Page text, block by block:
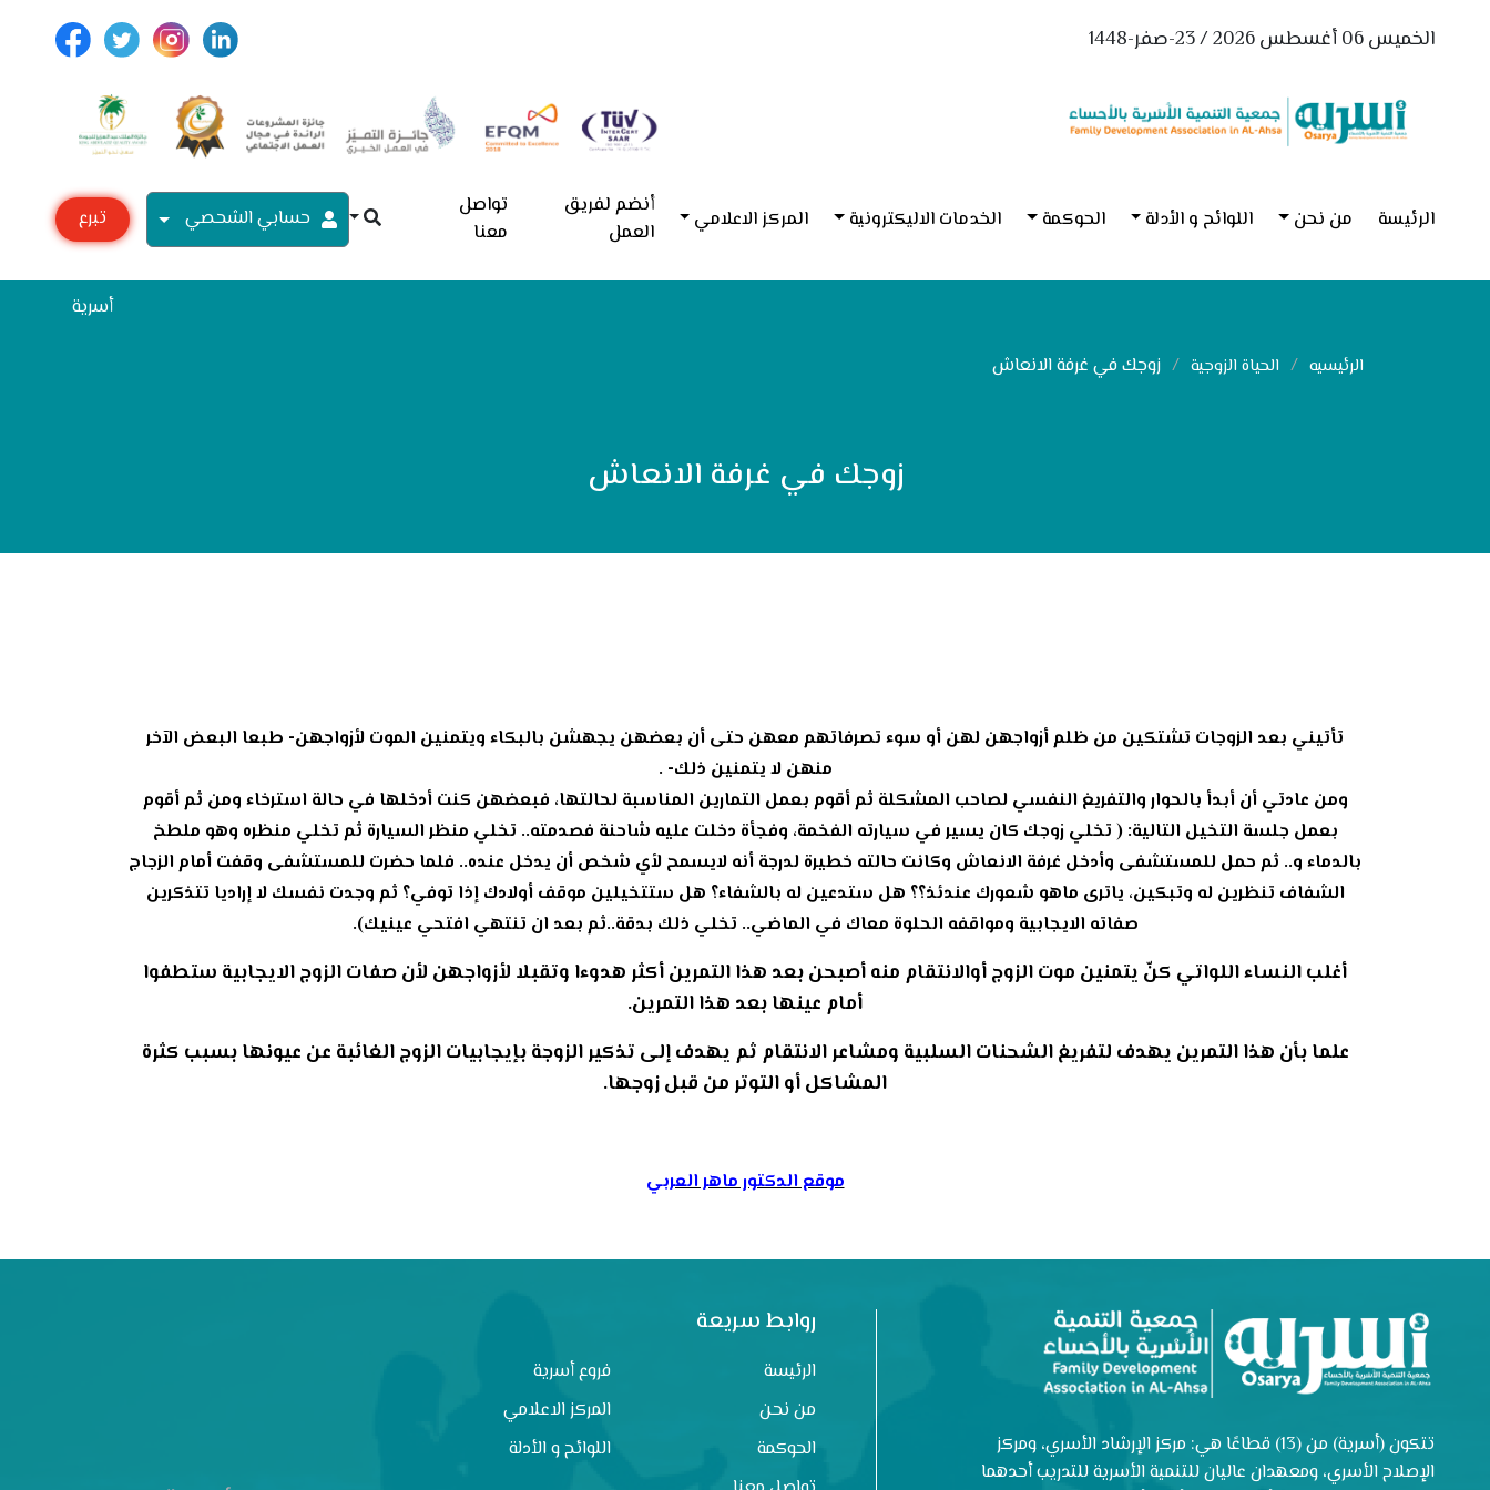
الخميس 06 أغسطس 2026 / 23-صفر-1448
الرئيسة من نحن اللوائح و الأدلة الحوكمة الخدمات الاليكترونية المركز الاعلامي
أنضم لفريق
العمل
تواصل
معنا
حسابي الشحصي
تبرع
أسرية
الرئيسيه الحياة الزوجية زوجك في غرفة الانعاش
زوجك في غرفة الانعاش
تأتيني بعد الزوجات تشتكين من ظلم أزواجهن لهن أو سوء تصرفاتهم معهن حتى أن بعضهن يجهشن بالبكاء ويتمنين الموت لأزواجهن- طبعا البعض الآخر
منهن لا يتمنين ذلك- .
ومن عادتي أن أبدأ بالحوار والتفريغ النفسي لصاحب المشكلة ثم أقوم بعمل التمارين المناسبة لحالتها، فبعضهن كنت أدخلها في حالة استرخاء ومن ثم أقوم
بعمل جلسة التخيل التالية: ( تخلي زوجك كان يسير في سيارته الفخمة، وفجأة دخلت عليه شاحنة فصدمته.. تخلي منظر السيارة ثم تخلي منظره وهو ملطخ
بالدماء و.. ثم حمل للمستشفى وأدخل غرفة الانعاش وكانت حالته خطيرة لدرجة أنه لايسمح لأي شخص أن يدخل عنده.. فلما حضرت للمستشفى وقفت أمام الزجاج
الشفاف تنظرين له وتبكين، ياترى ماهو شعورك عندئذ؟؟ هل ستدعين له بالشفاء؟ هل ستتخيلين موقف أولادك إذا توفي؟ ثم وجدت نفسك لا إراديا تتذكرين
صفاته الايجابية ومواقفه الحلوة معاك في الماضي.. تخلي ذلك بدقة..ثم بعد ان تنتهي افتحي عينيك).
أغلب النساء اللواتي كنّ يتمنين موت الزوج أوالانتقام منه أصبحن بعد هذا التمرين أكثر هدوءا وتقبلا لأزواجهن لأن صفات الزوج الايجابية ستطفوا
أمام عينها بعد هذا التمرين.
علما بأن هذا التمرين يهدف لتفريغ الشحنات السلبية ومشاعر الانتقام ثم يهدف إلى تذكير الزوجة بإيجابيات الزوج الغائبة عن عيونها بسبب كثرة
المشاكل أو التوتر من قبل زوجها.
موقع الدكتور ماهر العربي
تتكون (أسرية) من (13) قطاعًا هي: مركز الإرشاد الأسري، ومركز
الإصلاح الأسري، ومعهدان عاليان للتنمية الأسرية للتدريب أحدهما
روابط سريعة
الرئيسة
فروع أسرية
من نحن
المركز الاعلامي
الحوكمة
اللوائح و الأدلة